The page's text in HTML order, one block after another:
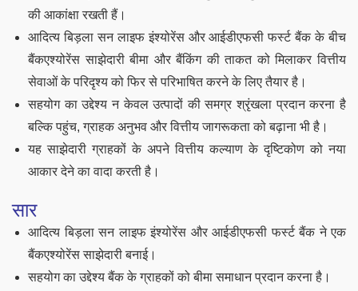
की आकांक्षा रखती हैं।
आदित्य बिड़ला सन लाइफ इंश्योरेंस और आईडीएफसी फर्स्ट बैंक के बीच
बैंकएश्योरेंस साझेदारी बीमा और बैंकिंग की ताकत को मिलाकर वित्तीय
सेवाओं के परिदृश्य को फिर से परिभाषित करने के लिए तैयार है।
सहयोग का उद्देश्य न केवल उत्पादों की समग्र श्रृंखला प्रदान करना है
बल्कि पहुंच, ग्राहक अनुभव और वित्तीय जागरूकता को बढ़ाना भी है।
यह साझेदारी ग्राहकों के अपने वित्तीय कल्याण के दृष्टिकोण को नया
आकार देने का वादा करती है।
सार
आदित्य बिड़ला सन लाइफ इंश्योरेंस और आईडीएफसी फर्स्ट बैंक ने एक
बैंकएश्योरेंस साझेदारी बनाई।
सहयोग का उद्देश्य बैंक के ग्राहकों को बीमा समाधान प्रदान करना है।